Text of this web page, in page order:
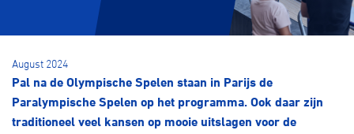
Shop
Producten en diensten
August 2024
Pal na de Olympische Spelen staan in Parijs de
Paralympische Spelen op het programma. Ook daar zijn
traditioneel veel kansen op mooie uitslagen voor de
BMX freestyle